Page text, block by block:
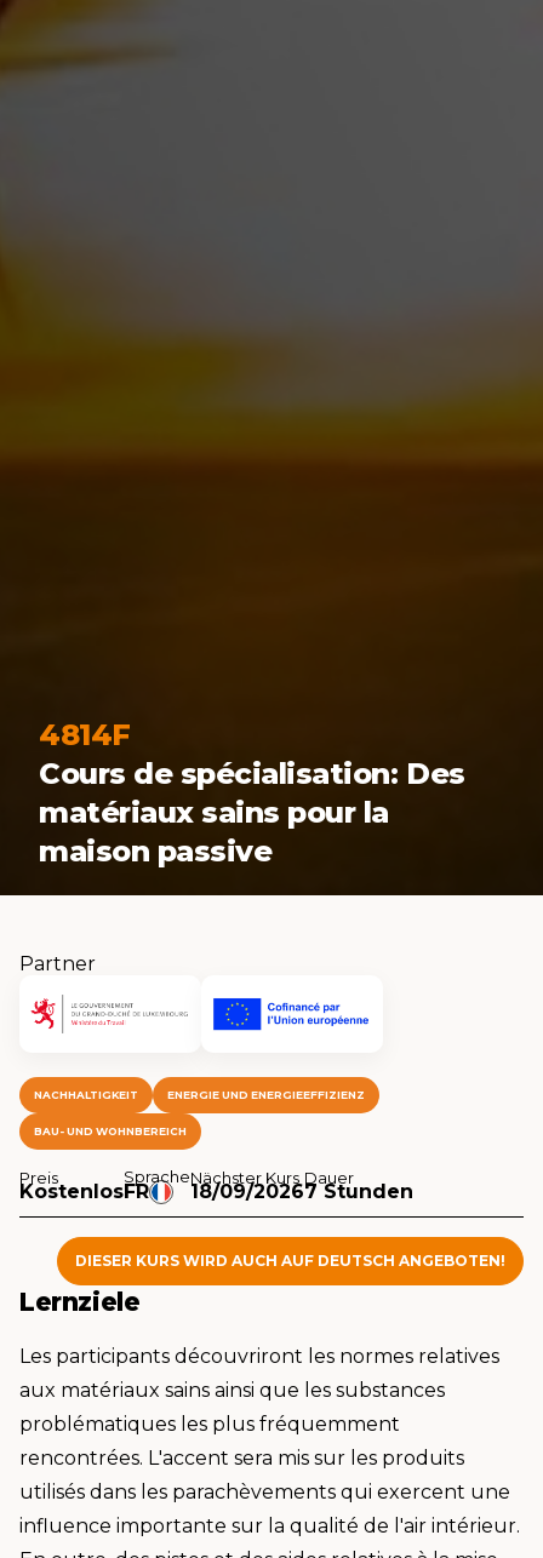
4814F
Cours de spécialisation: Des
matériaux sains pour la
maison passive
Partner
NACHHALTIGKEIT ENERGIE UND ENERGIEEFFIZIENZ
BAU- UND WOHNBEREICH
Preis
Kostenlos
Sprache
FR
Nächster Kurs
18/09/2026
Dauer
7 Stunden
DIESER KURS WIRD AUCH AUF DEUTSCH ANGEBOTEN!
Lernziele
Les participants découvriront les normes relatives
aux matériaux sains ainsi que les substances
problématiques les plus fréquemment
rencontrées. L'accent sera mis sur les produits
utilisés dans les parachèvements qui exercent une
influence importante sur la qualité de l'air intérieur.